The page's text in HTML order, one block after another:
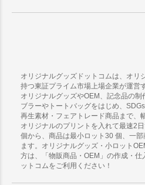
オリジナルグッズドットコムは、オリ
持つ東証プライム市場上場企業が運営
オリジナルグッズやOEM、記念品の
ブラーやトートバッグをはじめ、
再生素材・フェアトレード商品まで、
オリジナルのプリントを入れて最速2
個から、商品は最小ロット30 個、一
ます。オリジナルグッズ・小ロット
方は、「物販商品・OEM」の作成・
ットコムをご利用ください！